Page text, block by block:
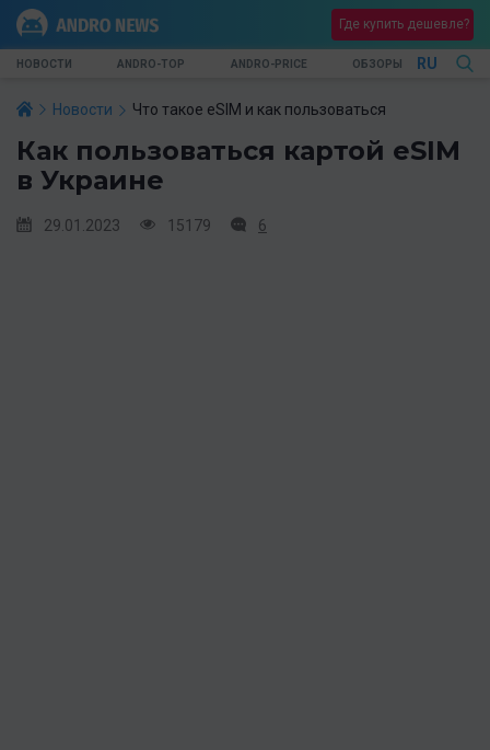
Где купить дешевле?
НОВОСТИ ANDRO-TOP ANDRO-PRICE ОБЗОРЫ RU
Новости Что такое eSIM и как пользоваться
Как пользоваться картой eSIM
в Украине
29.01.2023 15179 6